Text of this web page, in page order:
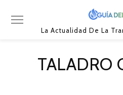
La Actualidad De La
TALADRO